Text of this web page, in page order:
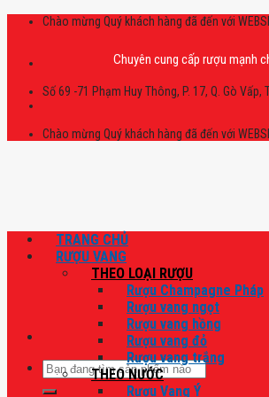
Skip
Chào mừng Quý khách hàng đã đến với
Chuyên cung cấp rượu mạnh chính
Số 69 -71 Phạm Huy Thông, P. 17, Q. Gò Vấp,
Chào mừng Quý khách hàng đã đến với
Tìm
kiếm:
TRANG CHỦ
RƯỢU VANG
THEO LOẠI RƯỢU
Rượu Champagne Pháp
Rượu vang ngọt
Rượu vang hồng
Rượu vang đỏ
Rượu vang trắng
THEO NƯỚC
Rượu Vang Ý